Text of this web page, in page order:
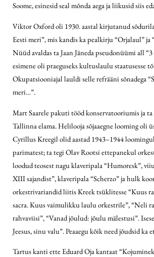
Soome, esinesid seal mõnda aega ja liikusid siis
Viktor Oxford oli 1930. aastal kirjutanud
Eesti meri”, mis kandis ka pealkirju “Orjalaul” ja
Nüüd avaldas ta Jaan Jäneda pseudonüümi all
esimene oli praeguseks kultuslaulu staatusesse
Okupatsiooniajal lauldi selle refrääni sõnadega
meri…”.
Mart Saarele pakuti tööd konservatooriumis ja
Tallinna elama. Helilooja sõjaaegne looming oli
Cyrillus Kreegil olid aastad 1943–1944
parimatest; ta tegi Olav Rootsi ettepanekul
loodud teosest nagu klaveripala “Humoresk”,
XIII sajandist”, klaveripala “Scherzo” ja hulk
orkestrivariandid liitis Kreek tsüklitesse “Kuus
sacra. Kuus vaimulikku laulu orkestrile”, “Neli
rahvaviisi”, “Vanad jõulud: jõulu mälestusi”.
Jeesus, sinu valu”. Peaaegu kõik need jõudsid ka
Tartus kanti ette Eduard Oja kantaat